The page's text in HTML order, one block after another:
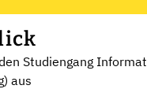
Studiengang
aus